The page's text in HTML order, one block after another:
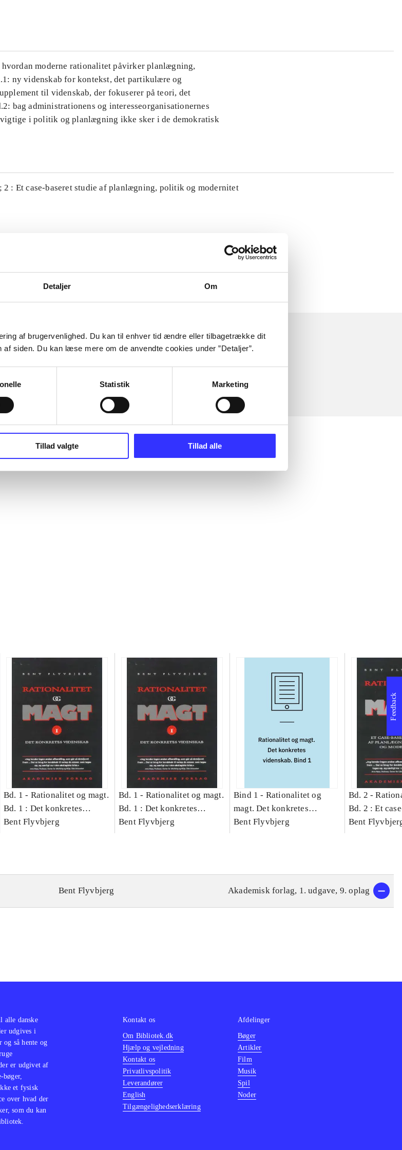
Detaljer Om
af brugervenlighed. Du kan til enhver tid ændre eller tilbagetrække dit
siden. Du kan læse mere om de anvendte cookies under ”Detaljer”.
Statistik Marketing
Tillad valgte Tillad alle
moderne rationalitet påvirker planlægning,
ny videnskab for kontekst, det partikulære og
til videnskab, der fokuserer på teori, det
bag administrationens og interesseorganisationernes
vigtige i politik og planlægning ikke sker i de demokratisk
2 : Et case-baseret studie af planlægning, politik og modernitet
Bd. 1 - Rationalitet og magt.
Bd. 1 : Det konkretes
videnskab
Bent Flyvbjerg
Bd. 1 - Rationalitet og magt.
Bd. 1 : Det konkretes
videnskab
Bent Flyvbjerg
Bind 1 - Rationalitet og
magt. Det konkretes
videnskab. Bind 1
Bent Flyvbjerg
Bd. 2 -
Bd. 2 : Et
studie af
Bent
Bent Flyvbjerg Akademisk forlag, 1. udgave, 9. oplag
Feedback
alle danske
udgives i
og så hente og
er udgivet af
bøger,
et fysisk
over hvad der
som du kan
Kontakt os
Om Bibliotek.dk
Hjælp og vejledning
Kontakt os
Privatlivspolitik
Leverandører
English
Tilgængelighedserklæring
Afdelinger
Bøger
Artikler
Film
Musik
Spil
Noder